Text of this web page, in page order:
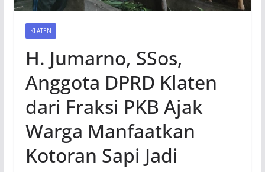
KLATEN
H. Jumarno, SSos,
Anggota DPRD Klaten
dari Fraksi PKB Ajak
Warga Manfaatkan
Kotoran Sapi Jadi